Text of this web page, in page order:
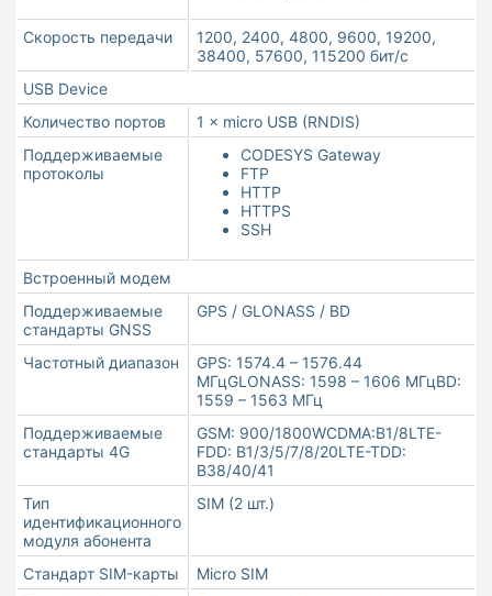
Скорость передачи
1200, 2400, 4800, 9600, 19200,
38400, 57600, 115200 бит/с
USB Device
Количество портов
1 × micro USB (RNDIS)
Поддерживаемые
протоколы
CODESYS Gateway
FTP
HTTP
HTTPS
SSH
Встроенный модем
Поддерживаемые
стандарты GNSS
GPS / GLONASS / BD
Частотный диапазон
GPS: 1574.4 – 1576.44
МГцGLONASS: 1598 – 1606 МГцBD:
1559 – 1563 МГц
Поддерживаемые
стандарты 4G
GSM: 900/1800WCDMA:B1/8LTE-
FDD: B1/3/5/7/8/20LTE-TDD:
B38/40/41
Тип
идентификационного
модуля абонента
SIM (2 шт.)
Стандарт SIM-карты
Micro SIM